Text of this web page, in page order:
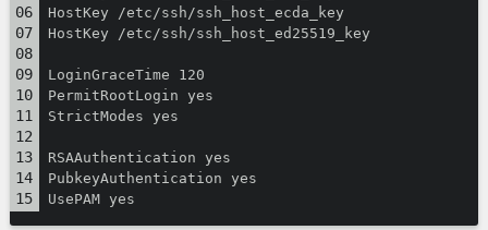
HostKey /etc/ssh/ssh_host_ecda_key
HostKey /etc/ssh/ssh_host_ed25519_key
LoginGraceTime 120
PermitRootLogin yes
StrictModes yes
RSAAuthentication yes
PubkeyAuthentication yes
UsePAM yes